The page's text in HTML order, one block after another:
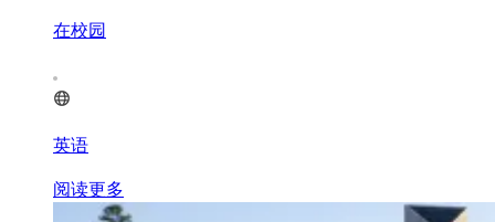
在校园
英语
阅读更多